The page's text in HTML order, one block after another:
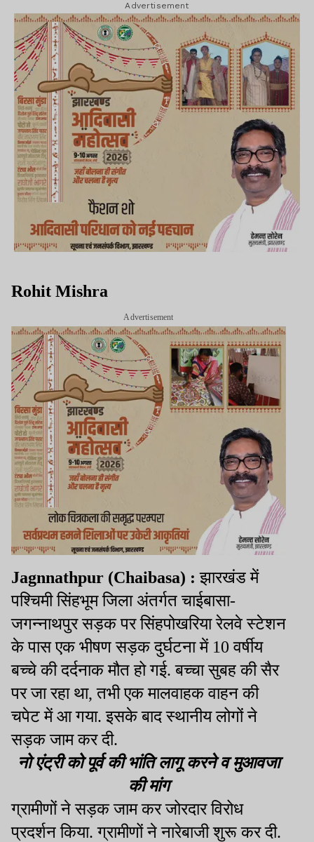
Advertisement
Rohit Mishra
Advertisement
Jagnnathpur (Chaibasa) : झारखंड में
पश्चिमी सिंहभूम जिला अंतर्गत चाईबासा-
जगन्नाथपुर सड़क पर सिंहपोखरिया रेलवे स्टेशन
के पास एक भीषण सड़क दुर्घटना में 10 वर्षीय
बच्चे की दर्दनाक मौत हो गई. बच्चा सुबह की सैर
पर जा रहा था,तभी एक मालवाहक वाहन की
चपेट में आ गया. इसके बाद स्थानीय लोगों ने
सड़क जाम कर दी.
नो एंट्री को पूर्व की भांति लागू करने वमुआवजा
की मांग
ग्रामीणों ने सड़क जाम कर जोरदार विरोध
प्रदर्शन किया. ग्रामीणों ने नारेबाजी शुरू कर दी.